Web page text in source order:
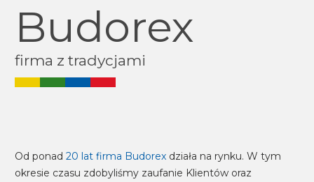
Budorex
firma z tradycjami
Image
Od ponad 20 lat firma Budorex działa na rynku. W tym
okresie czasu zdobyliśmy zaufanie Klientów oraz